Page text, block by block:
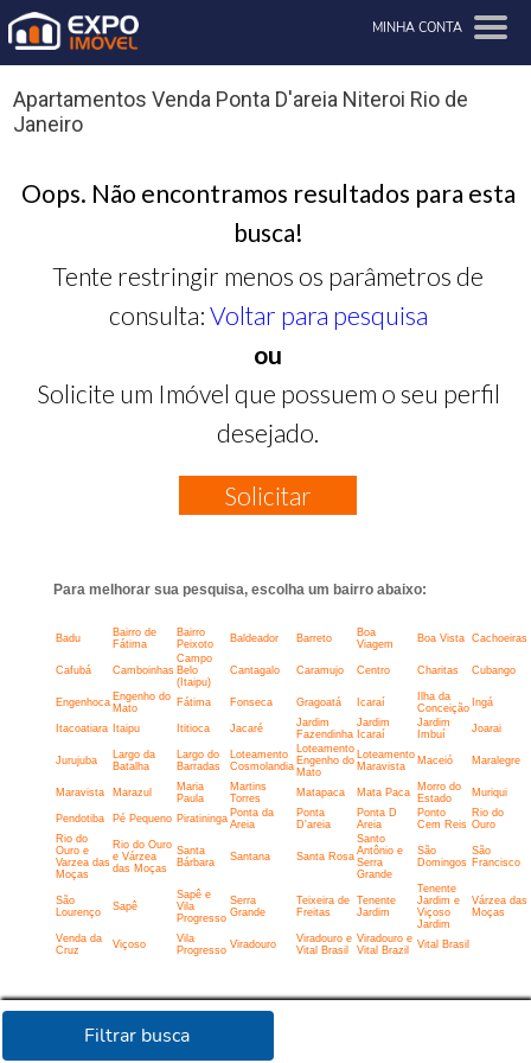
MINHA CONTA
Filtrar busca
Apartamentos Venda Ponta D'areia Niteroi Rio de
Janeiro
Oops. Não encontramos resultados para esta
busca!
Tente restringir menos os parâmetros de
consulta: Voltar para pesquisa
ou
Solicite um Imóvel que possuem o seu perfil
desejado.
Solicitar
Para melhorar sua pesquisa, escolha um bairro abaixo:
Badu
Bairro de
Fátima
Bairro
Peixoto
Baldeador Barreto
Boa
Viagem
Boa Vista Cachoeiras
Cafubá Camboinhas
Campo
Belo
(Itaipu)
Cantagalo Caramujo Centro Charitas Cubango
Engenhoca Engenho do
Mato
Fátima Fonseca Gragoatá Icaraí
Ilha da
Conceição Ingá
Itacoatiara Itaipu Ititioca Jacaré
Jardim
Fazendinha
Jardim
Icaraí
Jardim
Imbuí
Joarai
Jurujuba
Largo da
Batalha
Largo do
Barradas
Loteamento
Cosmolandia
Loteamento
Engenho do
Mato
Loteamento
Maravista
Maceió Maralegre
Maravista Marazul
Maria
Paula
Martins
Torres
Matapaca Mata Paca
Morro do
Estado
Muriqui
Pendotiba Pé Pequeno Piratininga Ponta da
Areia
Ponta
D'areia
Ponta D
Areia
Ponto
Cem Reis
Rio do
Ouro
Rio do
Ouro e
Varzea das
Moças
Rio do Ouro
e Várzea
das Moças
Santa
Bárbara
Santana Santa Rosa
Santo
Antônio e
Serra
Grande
São
Domingos
São
Francisco
São
Lourenço
Sapê
Sapê e
Vila
Progresso
Serra
Grande
Teixeira de
Freitas
Tenente
Jardim
Tenente
Jardim e
Viçoso
Jardim
Várzea das
Moças
Venda da
Cruz
Viçoso
Vila
Progresso Viradouro
Viradouro e
Vital Brasil
Viradouro e
Vital Brazil
Vital Brasil